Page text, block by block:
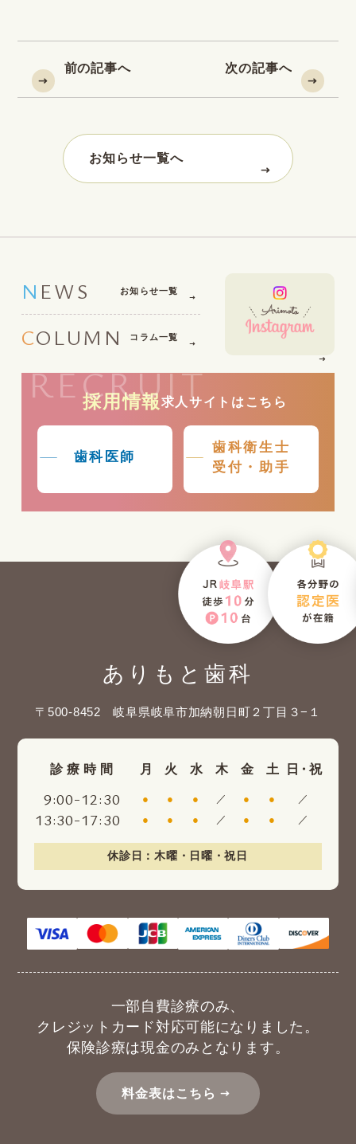
前の記事へ 次の記事へ
お知らせ一覧へ
NEWS お知らせ一覧
COLUMN コラム一覧
RECRUIT
採用情報 求人サイトはこちら
歯科医師
歯科衛生士
受付・助手
ありもと歯科
〒500-8452 岐阜県岐阜市加納朝日町２丁目３−１
休診日：木曜・日曜・祝日
診療時間 月 火 水 木 金 土 日・祝
9:00-12:30 ● ● ● ／ ● ● ／
13:30-17:30 ● ● ● ／ ● ● ／
一部自費診療のみ、
クレジットカード対応可能になりました。
保険診療は現金のみとなります。
料金表はこちら